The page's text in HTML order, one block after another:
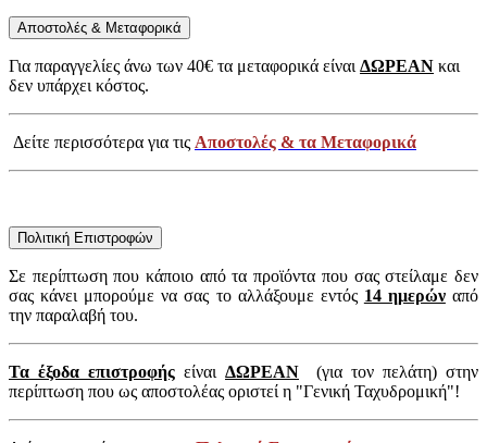
Αποστολές & Μεταφορικά
Για παραγγελίες άνω των 40€ τα μεταφορικά είναιΔΩΡΕΑΝ και
δεν υπάρχει κόστος.
Δείτε περισσότερα για τις Αποστολές & τα Μεταφορικά
Πολιτική Επιστροφών
Σε περίπτωση που κάποιο από τα προϊόντα που σας στείλαμε δεν
σας κάνει μπορούμε να σας το αλλάξουμε εντός 14 ημερώναπό
την παραλαβή του.
Τα έξοδα επιστροφής είναι ΔΩΡΕΑΝ (για τον πελάτη) στην
περίπτωση που ως αποστολέας οριστεί η "Γενική Ταχυδρομική"!